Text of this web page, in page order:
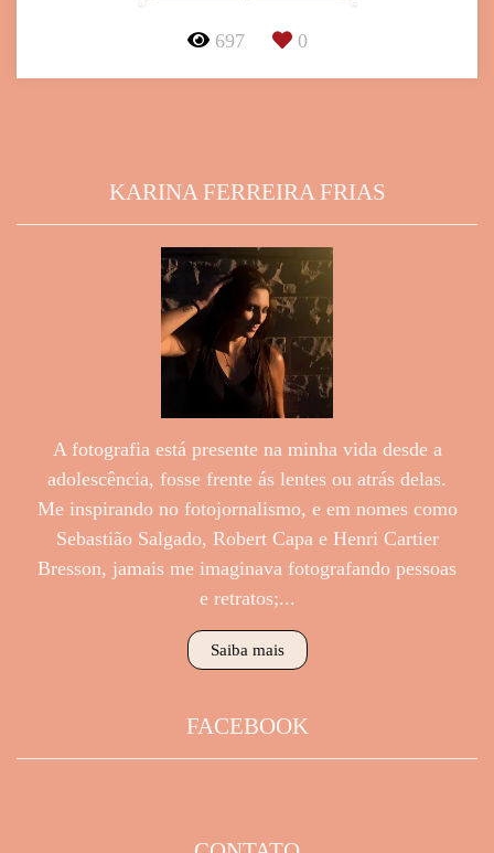
697 0
KARINA FERREIRA FRIAS
A fotografia está presente na minha vida desde a
adolescência, fosse frente ás lentes ou atrás delas.
Me inspirando no fotojornalismo, e em nomes como
Sebastião Salgado, Robert Capa e Henri Cartier
Bresson, jamais me imaginava fotografando pessoas
e retratos;...
Saiba mais
FACEBOOK